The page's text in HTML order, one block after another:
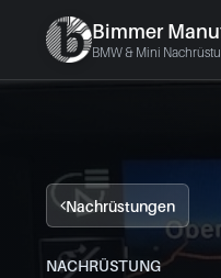
Bimmer
BMW & Mini
Nachrüstungen
NACHRÜSTUNG